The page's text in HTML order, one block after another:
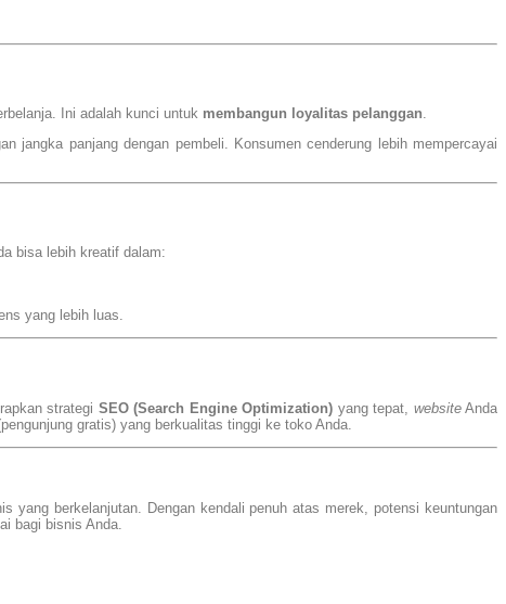
Ini adalah kunci untuk membangun loyalitas pelanggan.
jangka panjang dengan pembeli. Konsumen cenderung lebih mempercayai
bisa lebih kreatif dalam:
yang lebih luas.
strategi SEO (Search Engine Optimization) yang tepat, websiteAnda
gratis) yang berkualitas tinggi ke toko Anda.
yang berkelanjutan. Dengan kendali penuh atas merek, potensi keuntungan
bagi bisnis Anda.